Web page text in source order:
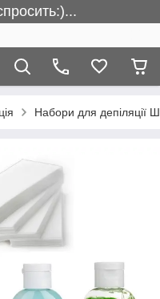
Набори для депіляції